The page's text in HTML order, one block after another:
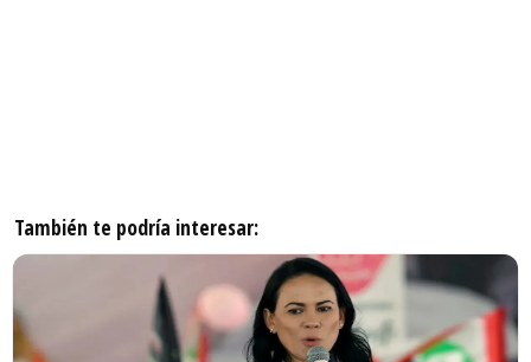
También te podría interesar: